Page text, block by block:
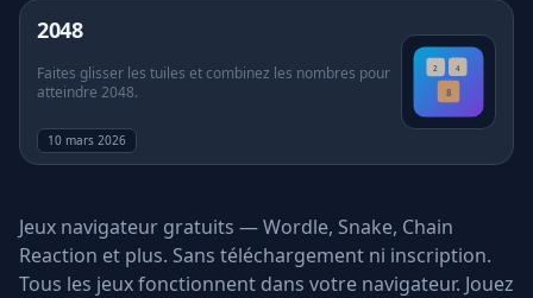
2048
Faites glisser les tuiles et combinez les nombres pour
atteindre 2048.
10 mars 2026
Jeux navigateur gratuits — Wordle, Snake, Chain
Reaction et plus. Sans téléchargement ni inscription.
Tous les jeux fonctionnent dans votre navigateur. Jouez